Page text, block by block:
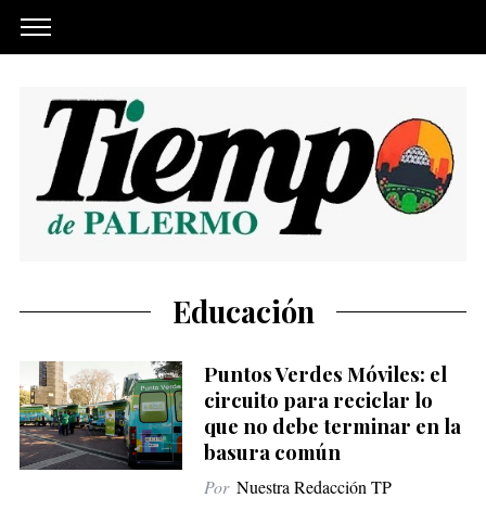
Educación
Puntos Verdes Móviles: el
circuito para reciclar lo
que no debe terminar en la
basura común
Por Nuestra Redacción TP